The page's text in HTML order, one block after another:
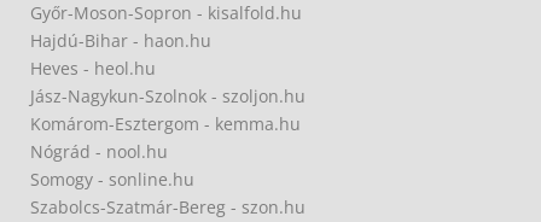
Győr-Moson-Sopron - kisalfold.hu
Hajdú-Bihar - haon.hu
Heves - heol.hu
Jász-Nagykun-Szolnok - szoljon.hu
Komárom-Esztergom - kemma.hu
Nógrád - nool.hu
Somogy - sonline.hu
Szabolcs-Szatmár-Bereg - szon.hu